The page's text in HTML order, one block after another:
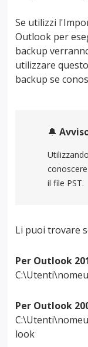
Se utilizzi
Outlook per
backup
utilizzare
backup se
🔔
il file PST.
Li puoi trovare
Per Outlook
Per Outlook
look